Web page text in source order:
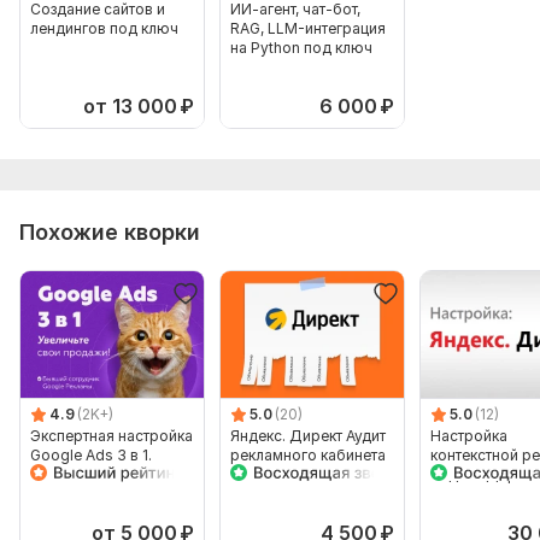
Анализ ключевых слов
Проверка минус-слов
Проверка UTM меток
Аудит посадочной страницы
Срок выполнения:3 дня
Тип: Аудит и оптимизация
Создание сайтов и
лендингов под ключ
от 13 000 ₽
ИИ-агент, чат-бот,
RAG, LLM-интеграция
на Python под ключ
6 000 ₽
Похожие кворки
4.9 (2K+)
Экспертная настройка
Google Ads 3 в 1.
Поиск, DG и
от 5 000 ₽
5.0 (20)
Яндекс. Директ Аудит
рекламного кабинета
4 500 ₽
5.0 (12)
Настройка
контекстной
Яндекс
30